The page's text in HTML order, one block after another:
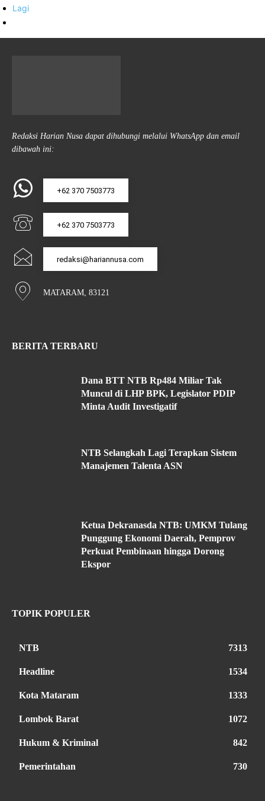
Lagi
Redaksi Harian Nusa dapat dihubungi melalui WhatsApp dan email
dibawah ini:
+62 370 7503773
+62 370 7503773
redaksi@hariannusa.com
MATARAM, 83121
BERITA TERBARU
Dana BTT NTB Rp484 Miliar Tak
Muncul di LHP BPK, Legislator PDIP
Minta Audit Investigatif
NTB Selangkah Lagi Terapkan Sistem
Manajemen Talenta ASN
Ketua Dekranasda NTB: UMKM Tulang
Punggung Ekonomi Daerah, Pemprov
Perkuat Pembinaan hingga Dorong
Ekspor
TOPIK POPULER
NTB 7313
Headline 1534
Kota Mataram 1333
Lombok Barat 1072
Hukum & Kriminal 842
Pemerintahan 730